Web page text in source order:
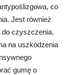
co
Jest również
do czyszczenia.
na uszkodzenia
gumę o